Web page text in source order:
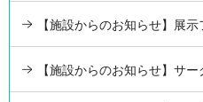
【施設からのお知らせ】展
【施設からのお知らせ】サ